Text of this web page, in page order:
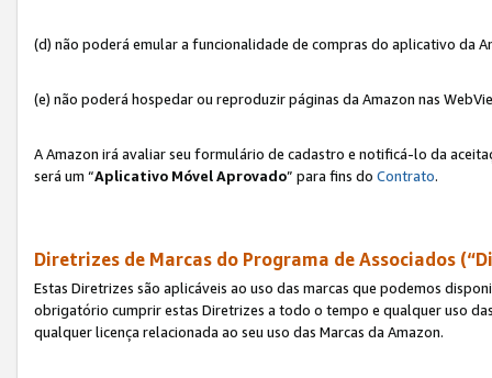
(d) não poderá emular a funcionalidade de compras do aplicativo da
(e) não poderá hospedar ou reproduzir páginas da Amazon nas
A Amazon irá avaliar seu formulário de cadastro e notificá-lo da
será um “Aplicativo Móvel Aprovado” para fins do Contrato.
Diretrizes de Marcas do Programa de Associados
Estas Diretrizes são aplicáveis ao uso das marcas que podemos
obrigatório cumprir estas Diretrizes a todo o tempo e qualquer uso
qualquer licença relacionada ao seu uso das Marcas da Amazon.